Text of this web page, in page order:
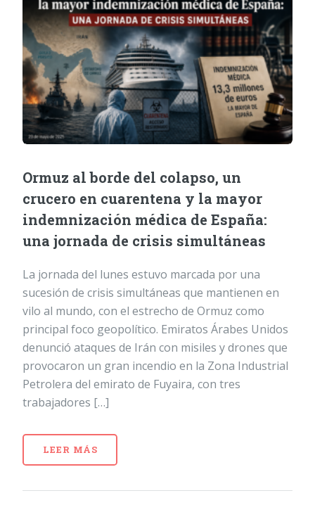
Ormuz al borde del colapso, un
crucero en cuarentena y la mayor
indemnización médica de España:
una jornada de crisis simultáneas
La jornada del lunes estuvo marcada por una
sucesión de crisis simultáneas que mantienen en
vilo al mundo, con el estrecho de Ormuz como
principal foco geopolítico. Emiratos Árabes Unidos
denunció ataques de Irán con misiles y drones que
provocaron un gran incendio en la Zona Industrial
Petrolera del emirato de Fuyaira, con tres
trabajadores […]
LEER MÁS